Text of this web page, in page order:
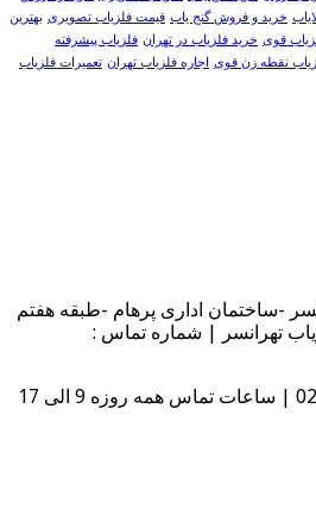
خرید و فروش گنج یاب قیمت فلزیاب تصویری بهترین
قوی خرید فلزیاب در تهران فلزیاب پیشرفته
نقطه زن قوی اجاره فلزیاب تهران تعمیرات فلزیاب
-ساختمان اداری پرهام -طبقه هفتم
تهرانسر | شماره تماس :